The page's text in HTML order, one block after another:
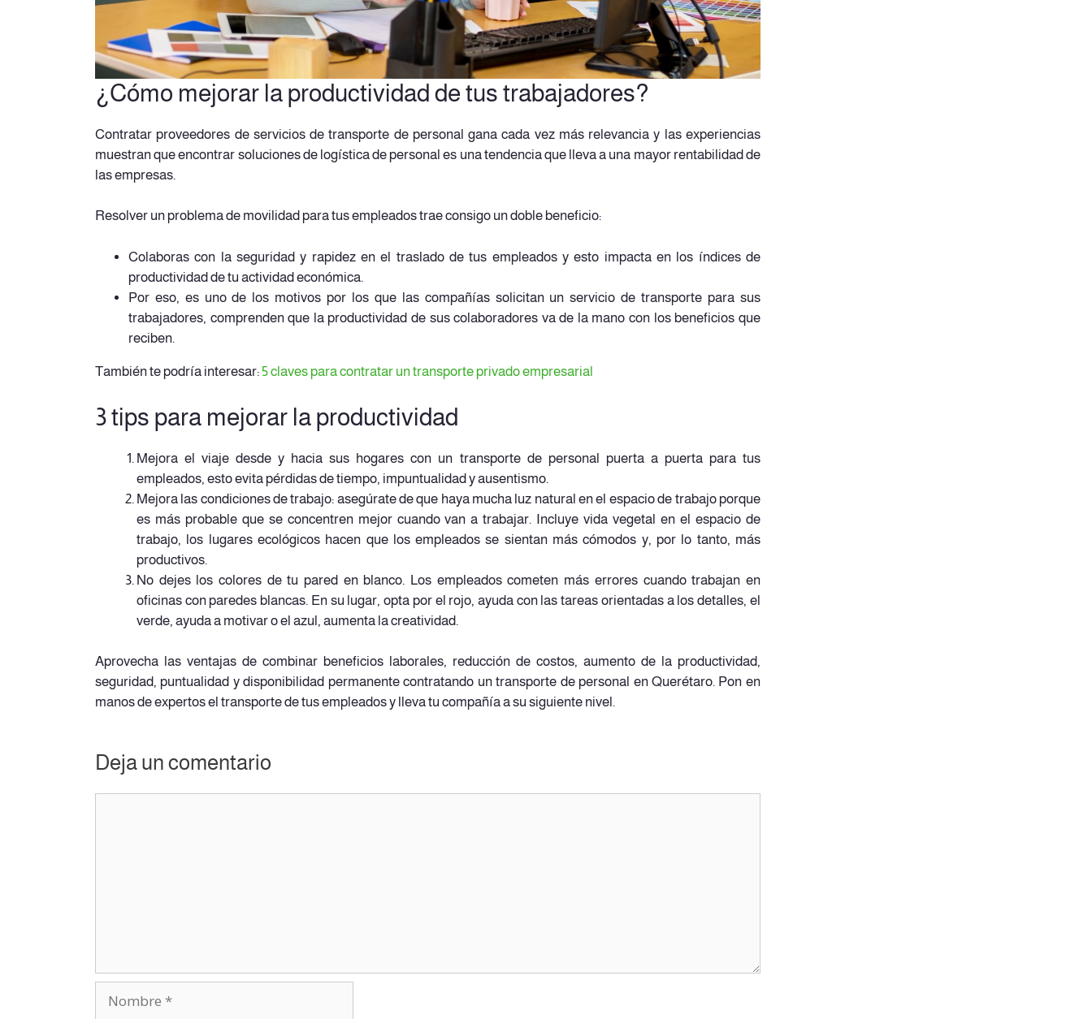
¿Cómo mejorar la productividad de tus trabajadores?
Contratar proveedores de servicios de transporte de personal gana cada vez más relevancia y las experiencias
muestran que encontrar soluciones de logística de personal es una tendencia que lleva a una mayor rentabilidad de
las empresas.
Resolver un problema de movilidad para tus empleados trae consigo un doble beneficio:
Colaboras con la seguridad y rapidez en el traslado de tus empleados y esto impacta en los índices de
productividad de tu actividad económica.
Por eso, es uno de los motivos por los que las compañías solicitan un servicio de transporte para sus
trabajadores, comprenden que la productividad de sus colaboradores va de la mano con los beneficios que
reciben.
También te podría interesar: 5 claves para contratar un transporte privado empresarial
3 tips para mejorar la productividad
Mejora el viaje desde y hacia sus hogares con un transporte de personal puerta a puerta para tus
empleados, esto evita pérdidas de tiempo, impuntualidad y ausentismo.
Mejora las condiciones de trabajo: asegúrate de que haya mucha luz natural en el espacio de trabajo porque
es más probable que se concentren mejor cuando van a trabajar. Incluye vida vegetal en el espacio de
trabajo, los lugares ecológicos hacen que los empleados se sientan más cómodos y, por lo tanto, más
productivos.
No dejes los colores de tu pared en blanco. Los empleados cometen más errores cuando trabajan en
oficinas con paredes blancas. En su lugar, opta por el rojo, ayuda con las tareas orientadas a los detalles, el
verde, ayuda a motivar o el azul, aumenta la creatividad.
Aprovecha las ventajas de combinar beneficios laborales, reducción de costos, aumento de la productividad,
seguridad, puntualidad y disponibilidad permanente contratando un transporte de personal en Querétaro. Pon en
manos de expertos el transporte de tus empleados y lleva tu compañía a su siguiente nivel.
Deja un comentario